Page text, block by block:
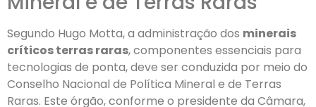
Segundo Hugo Motta, a administração dos minerais
críticos terras raras, componentes essenciais para
tecnologias de ponta, deve ser conduzida por meio do
Conselho Nacional de Política Mineral e de Terras
Raras. Este órgão, conforme o presidente da Câmara,